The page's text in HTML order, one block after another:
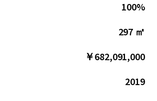
100%
297 ㎡
￥682,091,000
2019